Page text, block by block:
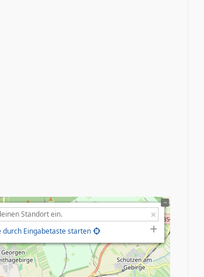
durch Eingabetaste starten